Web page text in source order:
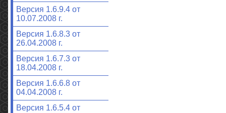
Версия 1.6.9.4 от
10.07.2008 г.
Версия 1.6.8.3 от
26.04.2008 г.
Версия 1.6.7.3 от
18.04.2008 г.
Версия 1.6.6.8 от
04.04.2008 г.
Версия 1.6.5.4 от